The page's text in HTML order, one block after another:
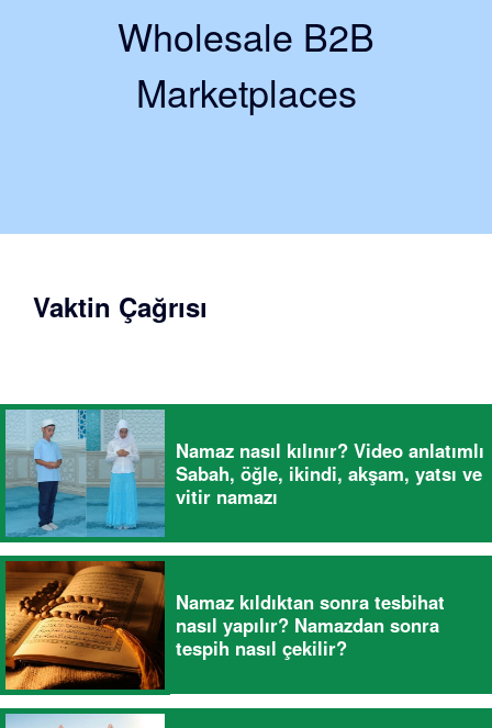
Wholesale B2B
Marketplaces
Vaktin Çağrısı
Namaz nasıl kılınır? Video anlatımlı
Sabah, öğle, ikindi, akşam, yatsı ve
vitir namazı
Namaz kıldıktan sonra tesbihat
nasıl yapılır? Namazdan sonra
tespih nasıl çekilir?